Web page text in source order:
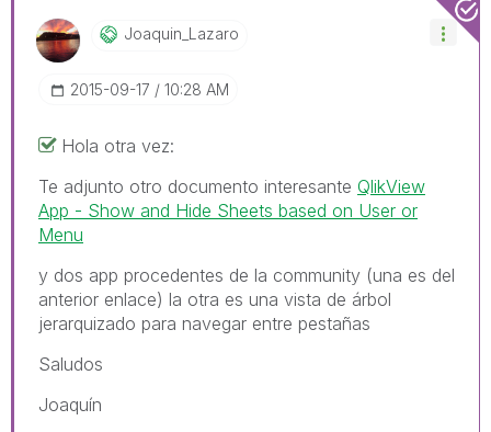
Joaquin_Lazaro
‎2015-09-17 10:28 AM
Hola otra vez:
Te adjunto otro documento interesante QlikView
App - Show and Hide Sheets based on User or
Menu
y dos app procedentes de la community (una es del
anterior enlace) la otra es una vista de árbol
jerarquizado para navegar entre pestañas
Saludos
Joaquín